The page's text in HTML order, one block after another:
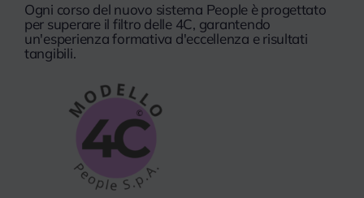
Ogni corso del nuovo sistema People è progettato
per superare il filtro delle 4C, garantendo
un'esperienza formativa d'eccellenza e risultati
tangibili.